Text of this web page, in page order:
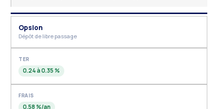
Opsion
Dépôt de libre passage
0.24 à 0.35 %
0.58 %/an